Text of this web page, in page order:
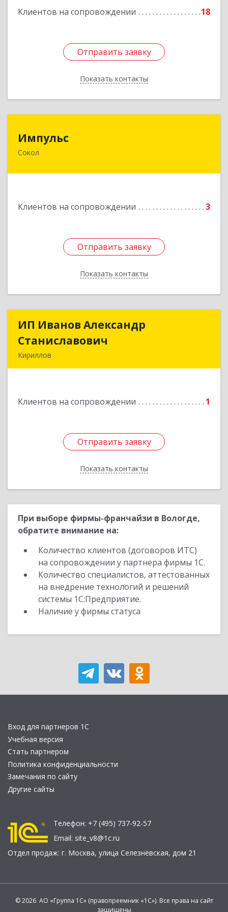
Клиентов на сопровождении 18
Отправить заявку
Показать контакты
Отправить заявку
Назад
Импульс
Сокол
Клиентов на сопровождении 3
Отправить заявку
Показать контакты
Отправить заявку
Назад
ИП Иванов Александр
Станиславович
Кириллов
Клиентов на сопровождении 1
Отправить заявку
Показать контакты
ИП Иванов Александр
Подробнее
Отправить заявку
Назад
При выборе фирмы-франчайзи в Вологде,
обратите внимание на:
Количество клиентов (договоров ИТС)
на сопровождении у партнера фирмы 1С.
Количество специалистов, аттестованных
на внедрение технологий и решений
системы 1С:Предприятие.
Наличие у фирмы статуса
Вход для партнеров 1С
Учебная версия
Стать партнером
Политика конфиденциальности
Замечания по сайту
Другие сайты
Телефон: +7 (495) 737-92-57
Email: site_v8@1c.ru
Отдел продаж: г. Москва, улица Селезнёвская, дом 21
© 2026 АО «Группа 1С» (правопреемник «1С»). Все права на сайт
защищены